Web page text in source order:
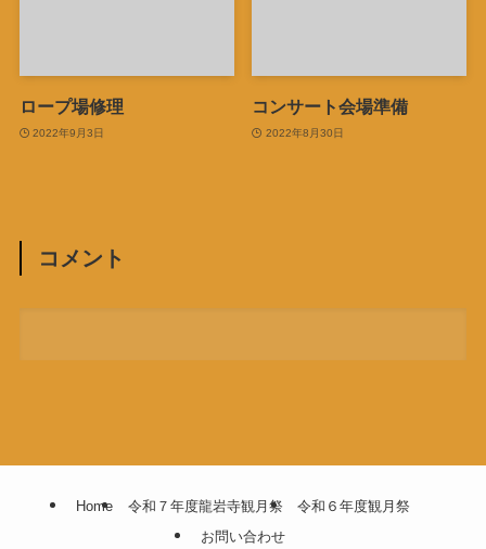
ロープ場修理
2022年9月3日
コンサート会場準備
2022年8月30日
コメント
Home 令和７年度龍岩寺観月祭
令和６年度観月祭
お問い合わせ